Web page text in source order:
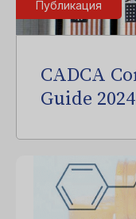
Публикация
CADCA
Guide 2024